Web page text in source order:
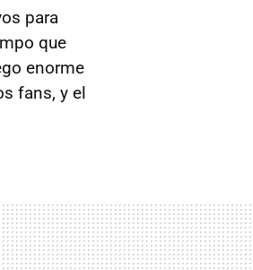
para
que
enorme
fans, y el